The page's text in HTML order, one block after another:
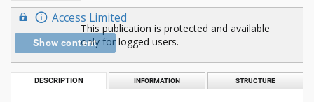
Access Limited
Show content
This publication is protected and available
only for logged users.
DESCRIPTION INFORMATION STRUCTURE